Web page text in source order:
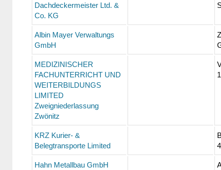
Dachdeckermeister Ltd. &
Co. KG
Albin Mayer Verwaltungs
GmbH
MEDIZINISCHER
FACHUNTERRICHT UND
WEITERBILDUNGS
LIMITED
Zweigniederlassung
Zwönitz
KRZ Kurier- &
Belegtransporte Limited
Hahn Metallbau GmbH